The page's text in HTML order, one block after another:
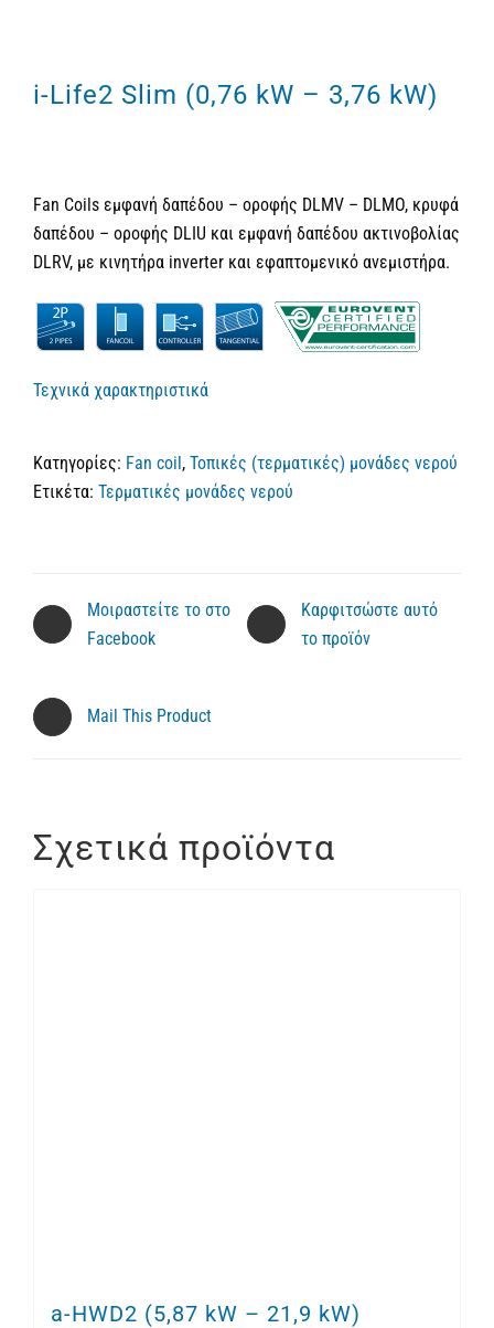
i-Life2 Slim (0,76 kW – 3,76 kW)
Fan Coils εμφανή δαπέδου – οροφής DLMV – DLMO, κρυφά
δαπέδου – οροφής DLIU και εμφανή δαπέδου ακτινοβολίας
DLRV, με κινητήρα inverter και εφαπτομενικό ανεμιστήρα.
Τεχνικά χαρακτηριστικά
Κατηγορίες: Fan coil, Τοπικές (τερματικές) μονάδες νερού
Ετικέτα: Τερματικές μονάδες νερού
Μοιραστείτε το στο
Facebook
Καρφιτσώστε αυτό
το προϊόν
Mail This Product
Σχετικά προϊόντα
a-HWD2 (5,87 kW – 21,9 kW)